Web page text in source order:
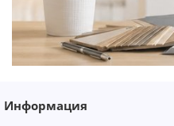
Информация